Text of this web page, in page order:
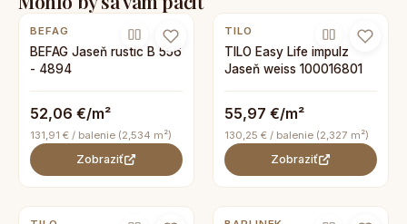
BEFAG
BEFAG Jaseň rustic B 556
- 4894
52,06 €/m²
131,91 € / balenie (2,534 m²)
Zobraziť
TILO
TILO Easy Life impulz
Jaseň weiss 100016801
55,97 €/m²
130,25 € / balenie (2,327 m²)
Zobraziť